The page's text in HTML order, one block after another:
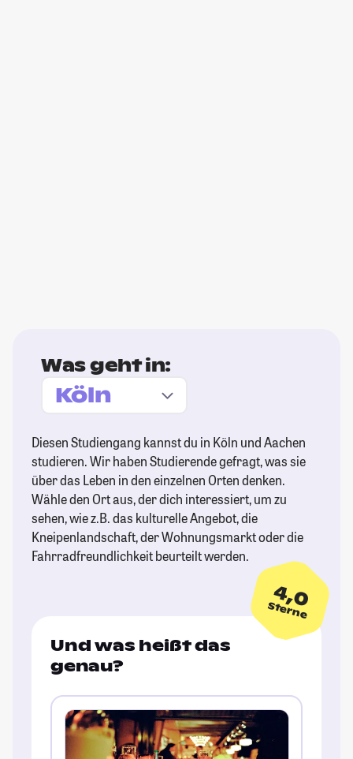
Was geht in:
Diesen Studiengang kannst du in Köln und Aachen
studieren. Wir haben Studierende gefragt, was sie
über das Leben in den einzelnen Orten denken.
Wähle den Ort aus, der dich interessiert, um zu
sehen, wie z.B. das kulturelle Angebot, die
Kneipenlandschaft, der Wohnungsmarkt oder die
Fahrradfreundlichkeit beurteilt werden.
4,0
Sterne
Und was heißt das
genau?